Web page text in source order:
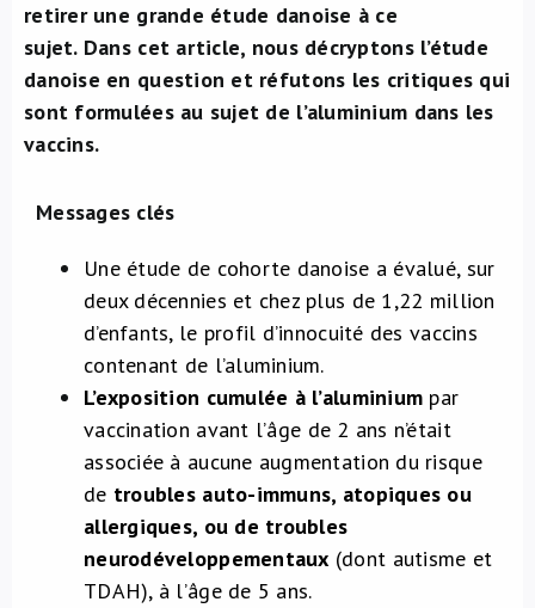
retirer une grande étude danoise à ce
sujet. Dans cet article, nous décryptons l’étude
danoise en question et réfutons les critiques qui
sont formulées au sujet de l’aluminium dans les
vaccins.
Messages clés
Une étude de cohorte danoise a évalué, sur
deux décennies et chez plus de 1,22 million
d’enfants, le profil d’innocuité des vaccins
contenant de l’aluminium.
L’exposition cumulée à l’aluminium par
vaccination avant l’âge de 2 ans n’était
associée à aucune augmentation du risque
de troubles auto-immuns, atopiques ou
allergiques, ou de troubles
neurodéveloppementaux (dont autisme et
TDAH), à l’âge de 5 ans.